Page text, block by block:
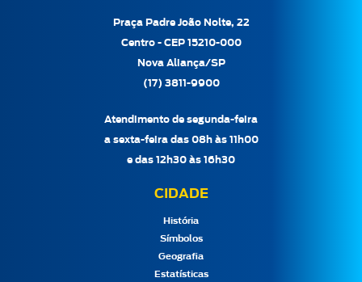
Praça Padre João Nolte, 22
Centro - CEP 15210-000
Nova Aliança/SP
(17) 3811-9900
Atendimento de segunda-feira
a sexta-feira das 08h às 11h00
e das 12h30 às 16h30
CIDADE
História
Símbolos
Geografia
Estatísticas